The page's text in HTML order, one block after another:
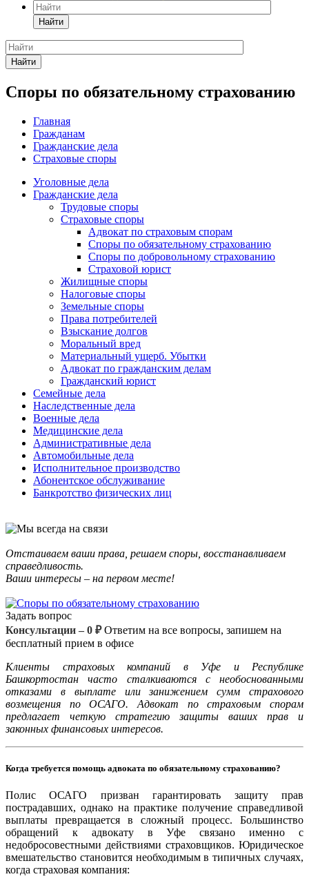
Найти
Найти
Споры по обязательному страхованию
Главная
Гражданам
Гражданские дела
Страховые споры
Уголовные дела
Гражданские дела
Трудовые споры
Страховые споры
Адвокат по страховым спорам
Споры по обязательному страхованию
Споры по добровольному страхованию
Страховой юрист
Жилищные споры
Налоговые споры
Земельные споры
Права потребителей
Взыскание долгов
Моральный вред
Материальный ущерб. Убытки
Адвокат по гражданским делам
Гражданский юрист
Семейные дела
Наследственные дела
Военные дела
Медицинские дела
Административные дела
Автомобильные дела
Исполнительное производство
Абонентское обслуживание
Банкротство физических лиц
Отстаиваем ваши права, решаем споры, восстанавливаем
справедливость.
Ваши интересы – на первом месте!
Задать вопрос
Консультации – 0 ₽Ответим на все вопросы, запишем на
бесплатный прием в офисе
Клиенты страховых компаний в Уфе и Республике
Башкортостан часто сталкиваются с необоснованными
отказами в выплате или занижением сумм страхового
возмещения по ОСАГО. Адвокат по страховым спорам
предлагает четкую стратегию защиты ваших прав и
законных финансовых интересов.
Когда требуется помощь адвоката по обязательному страхованию?
Полис ОСАГО призван гарантировать защиту прав
пострадавших, однако на практике получение справедливой
выплаты превращается в сложный процесс. Большинство
обращений к адвокату в Уфе связано именно с
недобросовестными действиями страховщиков. Юридическое
вмешательство становится необходимым в типичных случаях,
когда страховая компания: